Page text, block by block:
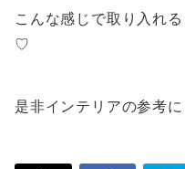
こんな感じで取り入れ
♡
是非インテリアの参考